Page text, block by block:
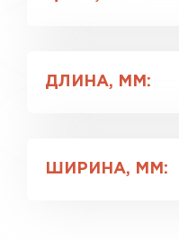
ДЛИНА, ММ:
ШИРИНА, ММ:
Утеплитель